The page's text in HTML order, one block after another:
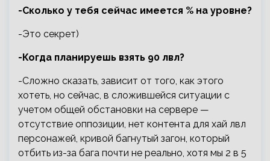
-Сколько у тебя сейчас имеется % на уровне?
-Это секрет)
-Когда планируешь взять 90 лвл?
-Сложно сказать, зависит от того, как этого
хотеть, но сейчас, в сложившейся ситуации с
учетом общей обстановки на сервере —
отсутствие оппозиции, нет контента для хай лвл
персонажей, кривой багнутый загон, который
отбить из-за бага почти не реально, хотя мы 2 в 5